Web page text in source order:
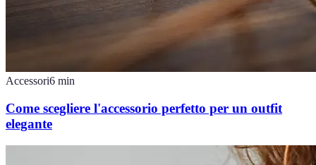
Accessori6 min
Come scegliere l'accessorio perfetto per un outfit
elegante